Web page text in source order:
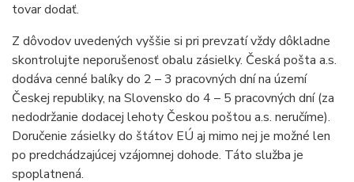
tovar dodať.
Z dôvodov uvedených vyššie si pri prevzatí vždy dôkladne
skontrolujte neporušenosť obalu zásielky. Česká pošta a.s.
dodáva cenné balíky do 2 – 3 pracovných dní na území
Českej republiky, na Slovensko do 4 – 5 pracovných dní (za
nedodržanie dodacej lehoty Českou poštou a.s. neručíme).
Doručenie zásielky do štátov EÚ aj mimo nej je možné len
po predchádzajúcej vzájomnej dohode. Táto služba je
spoplatnená.